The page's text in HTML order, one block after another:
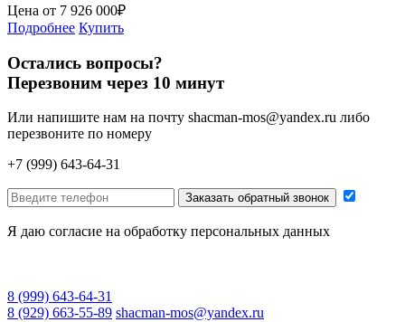
Цена от 7 926 000₽
Подробнее Купить
Остались вопросы?
Перезвоним через 10 минут
Или напишите нам на почту shacman-mos@yandex.ru либо
перезвоните по номеру
+7 (999) 643-64-31
Заказать обратный звонок
Я даю согласие на обработку персональных данных
8 (999) 643-64-31
8 (929) 663-55-89 shacman-mos@yandex.ru